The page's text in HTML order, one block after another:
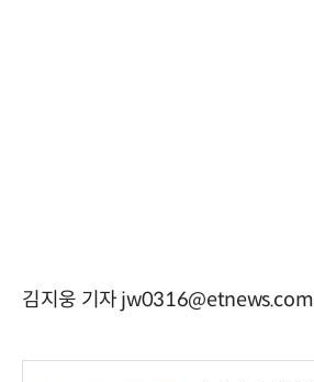
김지웅 기자 jw0316@etnews.com